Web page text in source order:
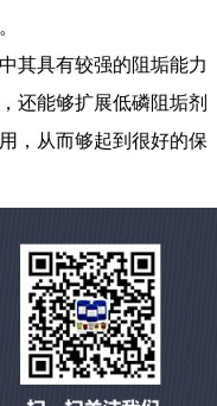
其具有较强的阻垢能力
还能够扩展低磷阻垢剂
，从而够起到很好的保